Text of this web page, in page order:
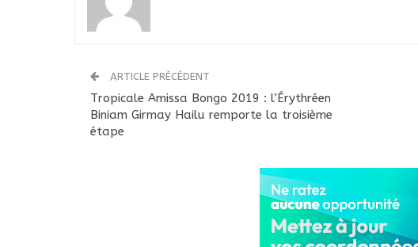
ARTICLE PRÉCÉDENT
Tropicale Amissa Bongo 2019 : l’Érythréen
Biniam Girmay Hailu remporte la troisième
étape